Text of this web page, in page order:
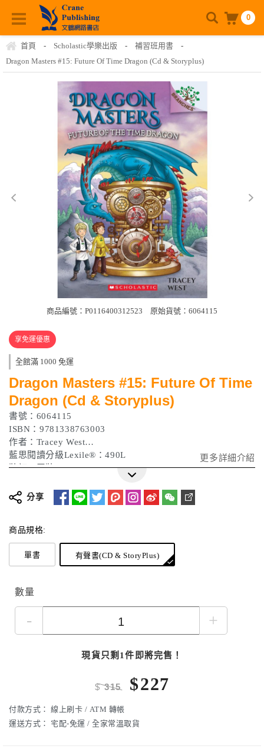
0
首頁 - Scholastic學樂出版 - 補習班用書
-
Dragon Masters #15: Future Of Time Dragon (Cd & Storyplus)
商品編號：P0116400312523 原始貨號：6064115
享免運優惠
全館滿 1000 免運
Dragon Masters #15: Future Of Time
Dragon (Cd & Storyplus)
書號：6064115
ISBN：9781338763003
作者：Tracey West
藍思閱讀分級Lexile®：490L
裝訂：平裝
更多詳細介紹
分享
商品規格:
單書 有聲書(CD & StoryPlus)
數量
- +
現貨只剩1件即將完售！
$315 $227
付款方式： 線上刷卡 / ATM 轉帳
運送方式：
宅配-免運 / 全家常溫取貨